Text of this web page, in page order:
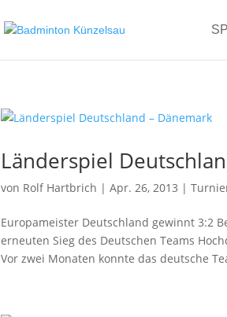
Länderspiel
von Rolf Hartbrich |Apr. 26, 2013 |
Europameister Deutschland gewinnt 3:2
erneuten Sieg des Deutschen Teams
Vor zwei Monaten konnte das deutsche